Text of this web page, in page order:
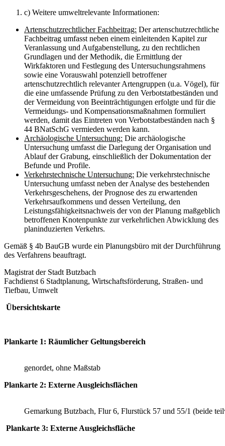
c) Weitere umweltrelevante Informationen:
Artenschutzrechtlicher Fachbeitrag: Der artenschutzrechtliche
Fachbeitrag umfasst neben einem einleitenden Kapitel zur
Veranlassung und Aufgabenstellung, zu den rechtlichen
Grundlagen und der Methodik, die Ermittlung der
Wirkfaktoren und Festlegung des Untersuchungsrahmens
sowie eine Vorauswahl potenziell betroffener
artenschutzrechtlich relevanter Artengruppen (u.a. Vögel), für
die eine umfassende Prüfung zu den Verbotstatbeständen und
der Vermeidung von Beeinträchtigungen erfolgte und für die
Vermeidungs- und Kompensationsmaßnahmen formuliert
werden, damit das Eintreten von Verbotstatbeständen nach §
44 BNatSchG vermieden werden kann.
Archäologische Untersuchung: Die archäologische
Untersuchung umfasst die Darlegung der Organisation und
Ablauf der Grabung, einschließlich der Dokumentation der
Befunde und Profile.
Verkehrstechnische Untersuchung: Die verkehrstechnische
Untersuchung umfasst neben der Analyse des bestehenden
Verkehrsgeschehens, der Prognose des zu erwartenden
Verkehrsaufkommens und dessen Verteilung, den
Leistungsfähigkeitsnachweis der von der Planung maßgeblich
betroffenen Knotenpunkte zur verkehrlichen Abwicklung des
planinduzierten Verkehrs.
Gemäß § 4b BauGB wurde ein Planungsbüro mit der Durchführung
des Verfahrens beauftragt.
Magistrat der Stadt Butzbach
Fachdienst 6 Stadtplanung, Wirtschaftsförderung, Straßen- und
Tiefbau, Umwelt
Übersichtskarte
Plankarte 1: Räumlicher Geltungsbereich
genordet, ohne Maßstab
Plankarte 2: Externe Ausgleichsflächen
Gemarkung Butzbach, Flur 6, Flurstück 57 und 55/1 (beide
Plankarte 3: Externe Ausgleichsfläche